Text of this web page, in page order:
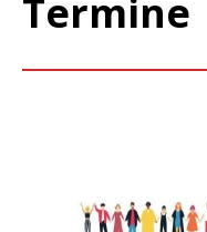
Termine